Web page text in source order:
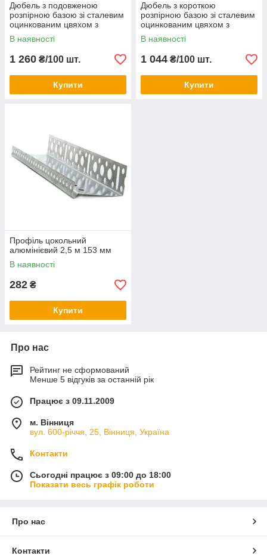
Дюбель з подовженою
розпірною базою зі сталевим
оцинкованим цвяхом з
пластикової головкою LFM
260
В наявності
1 260 ₴/100 шт.
Купити
Дюбель з короткою
розпірною базою зі сталевим
оцинкованим цвяхом з
термоголовкою LMX 220
В наявності
1 044 ₴/100 шт.
Купити
Профіль цокольний
алюмінієвий 2,5 м 153 мм
В наявності
282 ₴
Купити
Про нас
Рейтинг не сформований
Менше 5 відгуків за останній рік
Працює з 09.11.2009
м. Вінниця
вул. 600-річчя, 25, Вінниця, Україна
Контакти
Сьогодні працює з 09:00 до 18:00
Показати весь графік роботи
Про нас
Контакти